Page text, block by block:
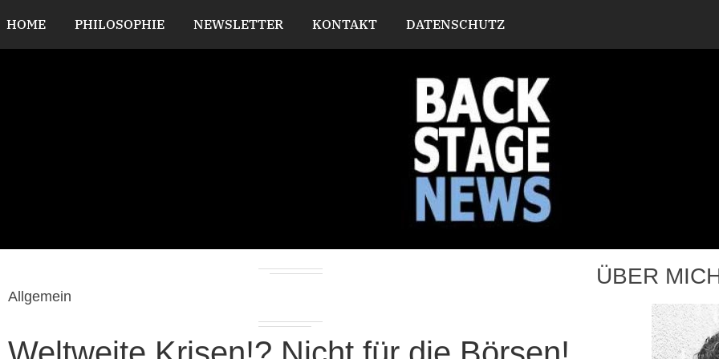
HOME PHILOSOPHIE NEWSLETTER KONTAKT DATENSCHUTZ
Allgemein
ÜBER